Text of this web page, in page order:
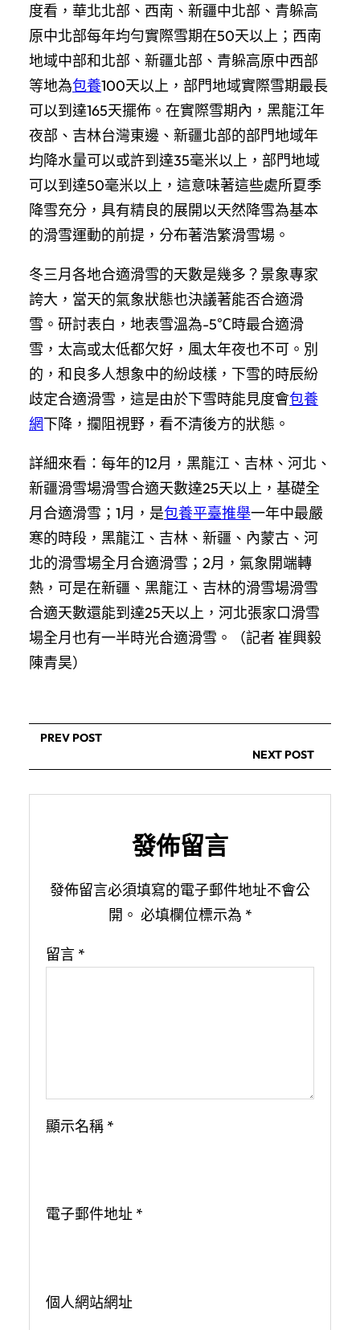
度看，華北北部、西南、新疆中北部、青躲高
原中北部每年均勻實際雪期在50天以上；西南
地域中部和北部、新疆北部、青躲高原中西部
等地為包養100天以上，部門地域實際雪期最長
可以到達165天擺佈。在實際雪期內，黑龍江年
夜部、吉林台灣東邊、新疆北部的部門地域年
均降水量可以或許到達35毫米以上，部門地域
可以到達50毫米以上，這意味著這些處所夏季
降雪充分，具有精良的展開以天然降雪為基本
的滑雪運動的前提，分布著浩繁滑雪場。
冬三月各地合適滑雪的天數是幾多？景象專家
誇大，當天的氣象狀態也決議著能否合適滑
雪。研討表白，地表雪溫為-5℃時最合適滑
雪，太高或太低都欠好，風太年夜也不可。別
的，和良多人想象中的紛歧樣，下雪的時辰紛
歧定合適滑雪，這是由於下雪時能見度會包養
網下降，攔阻視野，看不清後方的狀態。
詳細來看：每年的12月，黑龍江、吉林、河北、
新疆滑雪場滑雪合適天數達25天以上，基礎全
月合適滑雪；1月，是包養平臺推舉一年中最嚴
寒的時段，黑龍江、吉林、新疆、內蒙古、河
北的滑雪場全月合適滑雪；2月，氣象開端轉
熱，可是在新疆、黑龍江、吉林的滑雪場滑雪
合適天數還能到達25天以上，河北張家口滑雪
場全月也有一半時光合適滑雪。（記者 崔興毅
陳青昊）
PREV POST
NEXT POST
發佈留言
發佈留言必須填寫的電子郵件地址不會公
開。 必填欄位標示為 *
留言 *
顯示名稱 *
電子郵件地址 *
個人網站網址